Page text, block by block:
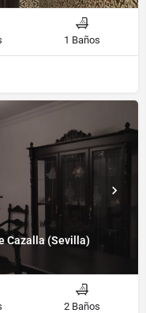
1 Baños
Cazalla (Sevilla)
2 Baños